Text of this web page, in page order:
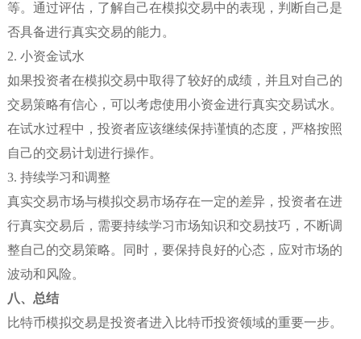
等。通过评估，了解自己在模拟交易中的表现，判断自己是
否具备进行真实交易的能力。
2. 小资金试水
如果投资者在模拟交易中取得了较好的成绩，并且对自己的
交易策略有信心，可以考虑使用小资金进行真实交易试水。
在试水过程中，投资者应该继续保持谨慎的态度，严格按照
自己的交易计划进行操作。
3. 持续学习和调整
真实交易市场与模拟交易市场存在一定的差异，投资者在进
行真实交易后，需要持续学习市场知识和交易技巧，不断调
整自己的交易策略。同时，要保持良好的心态，应对市场的
波动和风险。
八、总结
比特币模拟交易是投资者进入比特币投资领域的重要一步。